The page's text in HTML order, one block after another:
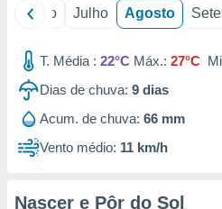
estudos
de
Junho Julho Agosto
T. Média : 22°C Máx.: 27°C
Dias de chuva: 9 dias
Acum. de chuva: 66 mm
Vento médio: 11 km/h
Nascer e Pôr do Sol